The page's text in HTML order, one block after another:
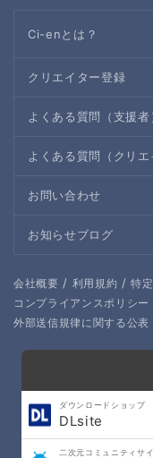
Ci-enとは？
クリエイター登録
よくある質問（支援者
よくある質問（クリエ
お問い合わせ
お知らせブログ
会社概要 / 利用規約 / 特
コンプライアンスポリシー
外部送信規律に関する公表
ダウンロードショップ
DLsite
二次元コミュニティサ